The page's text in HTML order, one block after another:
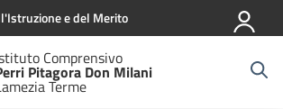
e del Merito
Comprensivo
Pitagora Don Milani
Terme